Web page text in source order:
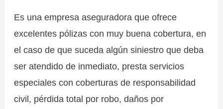
Es una empresa aseguradora que ofrece
excelentes pólizas con muy buena cobertura, en
el caso de que suceda algún siniestro que deba
ser atendido de inmediato, presta servicios
especiales con coberturas de responsabilidad
civil, pérdida total por robo, daños por